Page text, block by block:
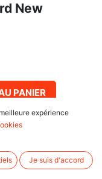
New
PANIER
expérience
Je suis d'accord